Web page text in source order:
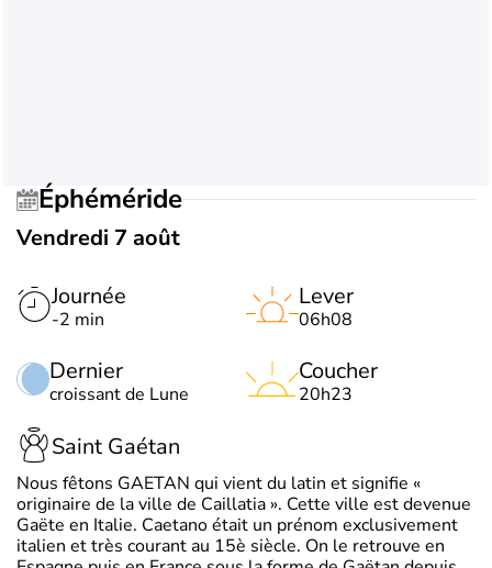
Éphéméride
Vendredi 7 août
Journée
-2 min
Dernier
croissant de Lune
Lever
06h08
Coucher
20h23
Saint Gaétan
Nous fêtons GAETAN qui vient du latin et signifie «
originaire de la ville de Caillatia ». Cette ville est devenue
Gaëte en Italie. Caetano était un prénom exclusivement
italien et très courant au 15è siècle. On le retrouve en